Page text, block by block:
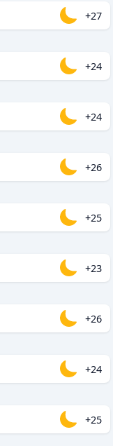
+27
+24
+24
+26
+25
+23
+26
+24
+25